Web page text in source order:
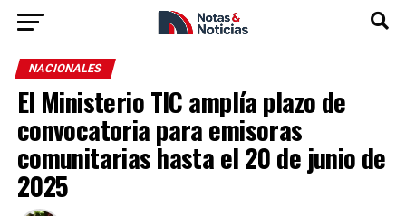
NACIONALES
El Ministerio TIC amplía plazo de
convocatoria para emisoras
comunitarias hasta el 20 de junio de
2025